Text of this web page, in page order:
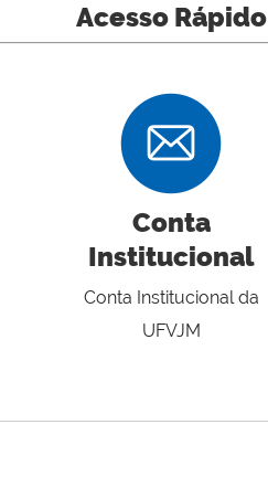
Acesso Rápido
Conta
Institucional
Conta Institucional da
UFVJM